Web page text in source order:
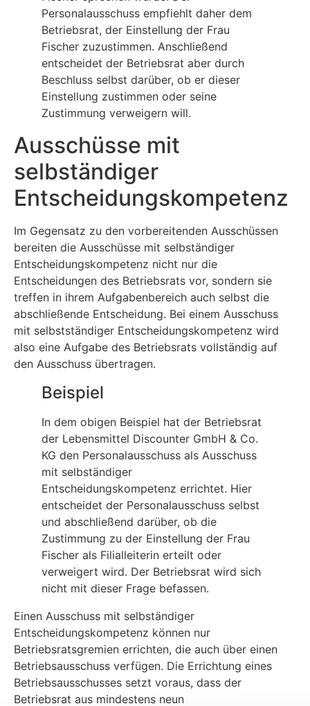
Personalausschuss empfiehlt daher dem
Betriebsrat, der Einstellung der Frau
Fischer zuzustimmen. Anschließend
entscheidet der Betriebsrat aber durch
Beschluss selbst darüber, ob er dieser
Einstellung zustimmen oder seine
Zustimmung verweigern will.
Ausschüsse mit
selbständiger
Entscheidungskompetenz
Im Gegensatz zu den vorbereitenden Ausschüssen
bereiten die Ausschüsse mit selbständiger
Entscheidungskompetenz nicht nur die
Entscheidungen des Betriebsrats vor, sondern sie
treffen in ihrem Aufgabenbereich auch selbst die
abschließende Entscheidung. Bei einem Ausschuss
mit selbstständiger Entscheidungskompetenz wird
also eine Aufgabe des Betriebsrats vollständig auf
den Ausschuss übertragen.
Beispiel
In dem obigen Beispiel hat der Betriebsrat
der Lebensmittel Discounter GmbH & Co.
KG den Personalausschuss als Ausschuss
mit selbständiger
Entscheidungskompetenz errichtet. Hier
entscheidet der Personalausschuss selbst
und abschließend darüber, ob die
Zustimmung zu der Einstellung der Frau
Fischer als Filialleiterin erteilt oder
verweigert wird. Der Betriebsrat wird sich
nicht mit dieser Frage befassen.
Einen Ausschuss mit selbständiger
Entscheidungskompetenz können nur
Betriebsratsgremien errichten, die auch über einen
Betriebsausschuss verfügen. Die Errichtung eines
Betriebsausschusses setzt voraus, dass der
Betriebsrat aus mindestens neun